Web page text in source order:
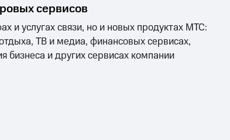
сервисов
и услугах связи, но и новых продуктах МТС:
ТВ и медиа, финансовых сервисах,
бизнеса и других сервисах компании